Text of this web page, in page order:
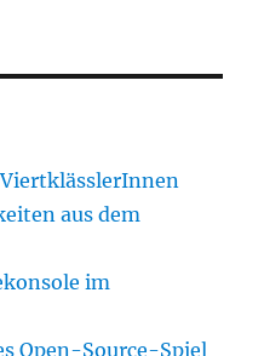
aus dem
im
Open-Source-Spiel